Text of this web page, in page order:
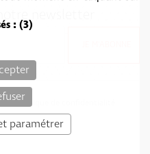
: (3)
paramétrer
newsletter
Politique de confidentialité
web